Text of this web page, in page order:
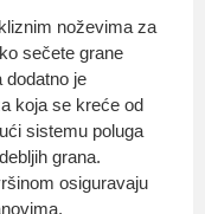
noževima za
sečete grane
dodatno je
koja se kreće od
sistemu poluga
grana.
osiguravaju
nama